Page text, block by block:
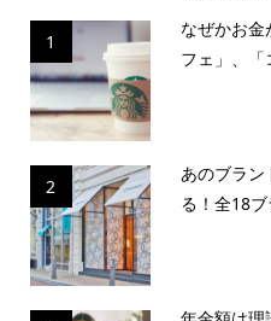
1
なぜかお金
フェ」、「
2
あのブラン
る！全18